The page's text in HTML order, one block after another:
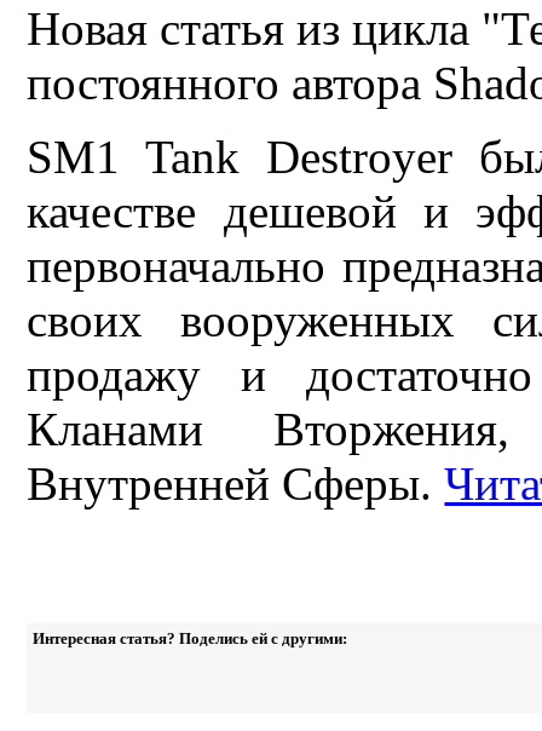
Новая статья из цикла
постоянного автора
SM1 Tank Destroyer
качестве дешевой и
первоначально
своих вооруженных
продажу и
Кланами
Внутренней Сферы.
Интересная статья? Поделись ей с другими: